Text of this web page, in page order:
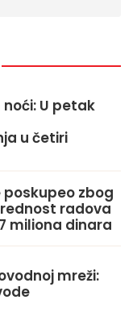
U petak
u četiri
zbog
radova
miliona dinara
mreži: